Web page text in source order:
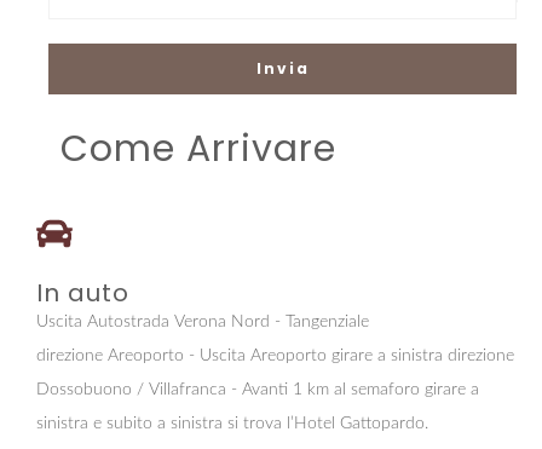
Come Arrivare
In auto
Uscita Autostrada Verona Nord - Tangenziale
direzione Areoporto - Uscita Areoporto girare a sinistra direzione
Dossobuono / Villafranca - Avanti 1 km al semaforo girare a
sinistra e subito a sinistra si trova l’Hotel Gattopardo.